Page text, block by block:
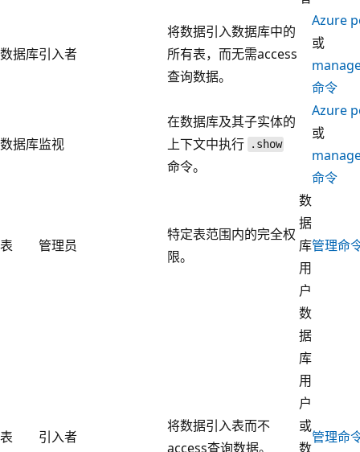
数据库引入者
将数据引入数据库中的
所有表，而无需access
查询数据。
Azure
或
命令
数据库监视
在数据库及其子实体的
上下文中执行
.show
命令。
Azure
或
命令
表 管理员
特定表范围内的完全权
限。
数
据
库
用
户
管理命
表 引入者
将数据引入表而不
access查询数据。
数
据
库
用
户
或
数
管理命